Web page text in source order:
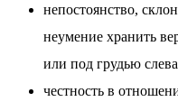
непостоянство,
неумение хранить
или под грудью слева
честность в